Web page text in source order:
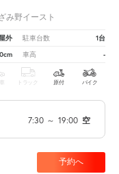
み野イースト
外 駐車台数 1台
車高 -
トラック 原付 バイク
7:30 ～ 19:00 空
予約へ